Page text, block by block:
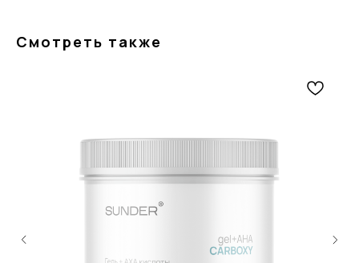
Смотреть также